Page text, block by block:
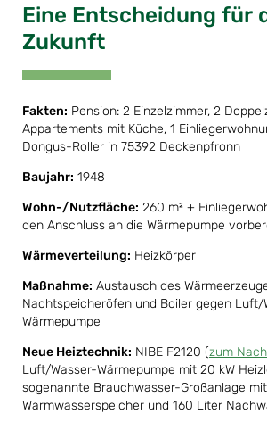
Eine Entscheidung für
Zukunft
Fakten: Pension: 2 Einzelzimmer, 2
Appartements mit Küche, 1
Dongus-Roller in 75392 Deckenpfronn
Baujahr: 1948
Wohn-/Nutzfläche: 260 m² +
den Anschluss an die Wärmepumpe
Wärmeverteilung: Heizkörper
Maßnahme: Austausch des
Nachtspeicheröfen und Boiler gegen Luft/
Wärmepumpe
Neue Heiztechnik: NIBE F2120 (zum
Luft/Wasser-Wärmepumpe mit 20 kW
sogenannte Brauchwasser-Großanlage
Warmwasserspeicher und 160 Liter